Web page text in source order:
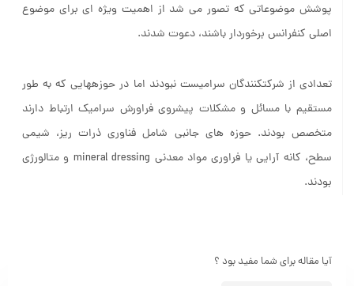
پوشش موضوعاتی که تصور می ­شد از اهمیت ویژه ­ای برای موضوع
اصلی کنفرانس برخوردار باشند، دعوت شدند.
تعدادی از شرکت­کنندگان سرامیست نبودند اما در حوزه­هایی که به­ طور
مستقیم با مسائل و مشکلات پیش­روی فراورش سرامیک ارتباط دارند
متخصص بودند. حوزه­ های جانبی شامل فناوری ذرات ریز، شیمی
سطح، کانه ­آرایی یا فراوری مواد معدنی mineral dressing و متالورژی
بودند.
آیا مقاله برای شما مفید بود ؟